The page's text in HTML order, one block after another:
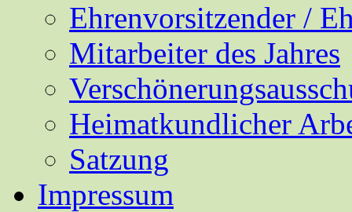
Ehrenvorsitzender /
Mitarbeiter des Jahres
Heimatkundlicher
Satzung
Impressum